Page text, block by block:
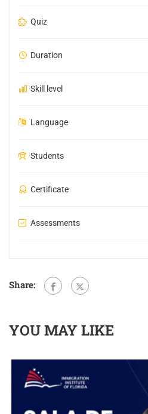
Quiz
Duration
Skill level
Language
Students
Certificate
Assessments
Share:
YOU MAY LIKE